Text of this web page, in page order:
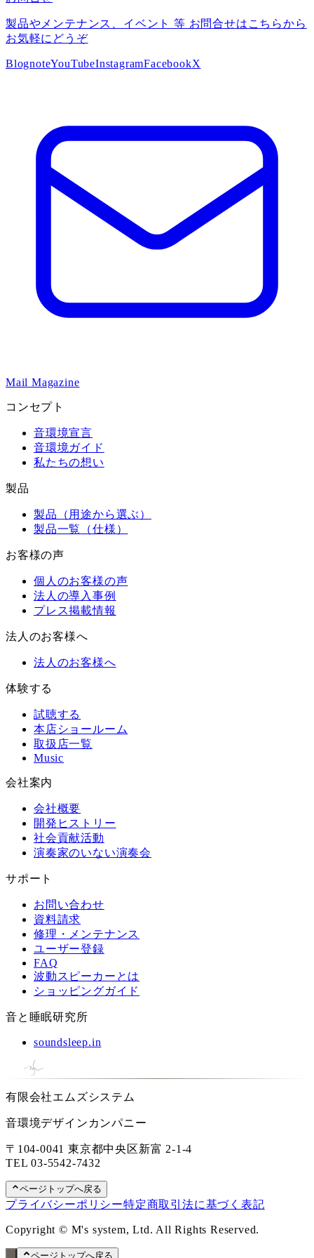
製品やメンテナンス、イベント 等 お問合せはこちらから
お気軽にどうぞ
BlognoteYouTubeInstagramFacebookX
Mail Magazine
コンセプト
音環境宣言
音環境ガイド
私たちの想い
製品
製品（用途から選ぶ）
製品一覧（仕様）
お客様の声
個人のお客様の声
法人の導入事例
プレス掲載情報
法人のお客様へ
法人のお客様へ
体験する
試聴する
本店ショールーム
取扱店一覧
Music
会社案内
会社概要
開発ヒストリー
社会貢献活動
演奏家のいない演奏会
サポート
お問い合わせ
資料請求
修理・メンテナンス
ユーザー登録
FAQ
波動スピーカーとは
ショッピングガイド
音と睡眠研究所
soundsleep.in
有限会社エムズシステム
音環境デザインカンパニー
〒104-0041 東京都中央区新富 2-1-4
TEL03-5542-7432
ページトップへ戻る
プライバシーポリシー特定商取引法に基づく表記
Copyright © M's system, Ltd. All Rights Reserved.
ページトップへ戻る